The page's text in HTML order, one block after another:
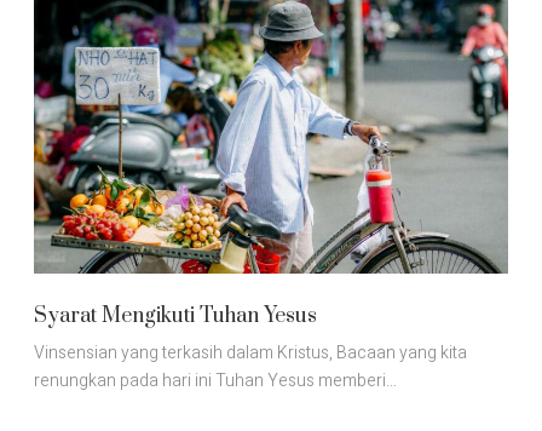
Syarat Mengikuti Tuhan Yesus
Vinsensian yang terkasih dalam Kristus, Bacaan yang kita
renungkan pada hari ini Tuhan Yesus memberi…